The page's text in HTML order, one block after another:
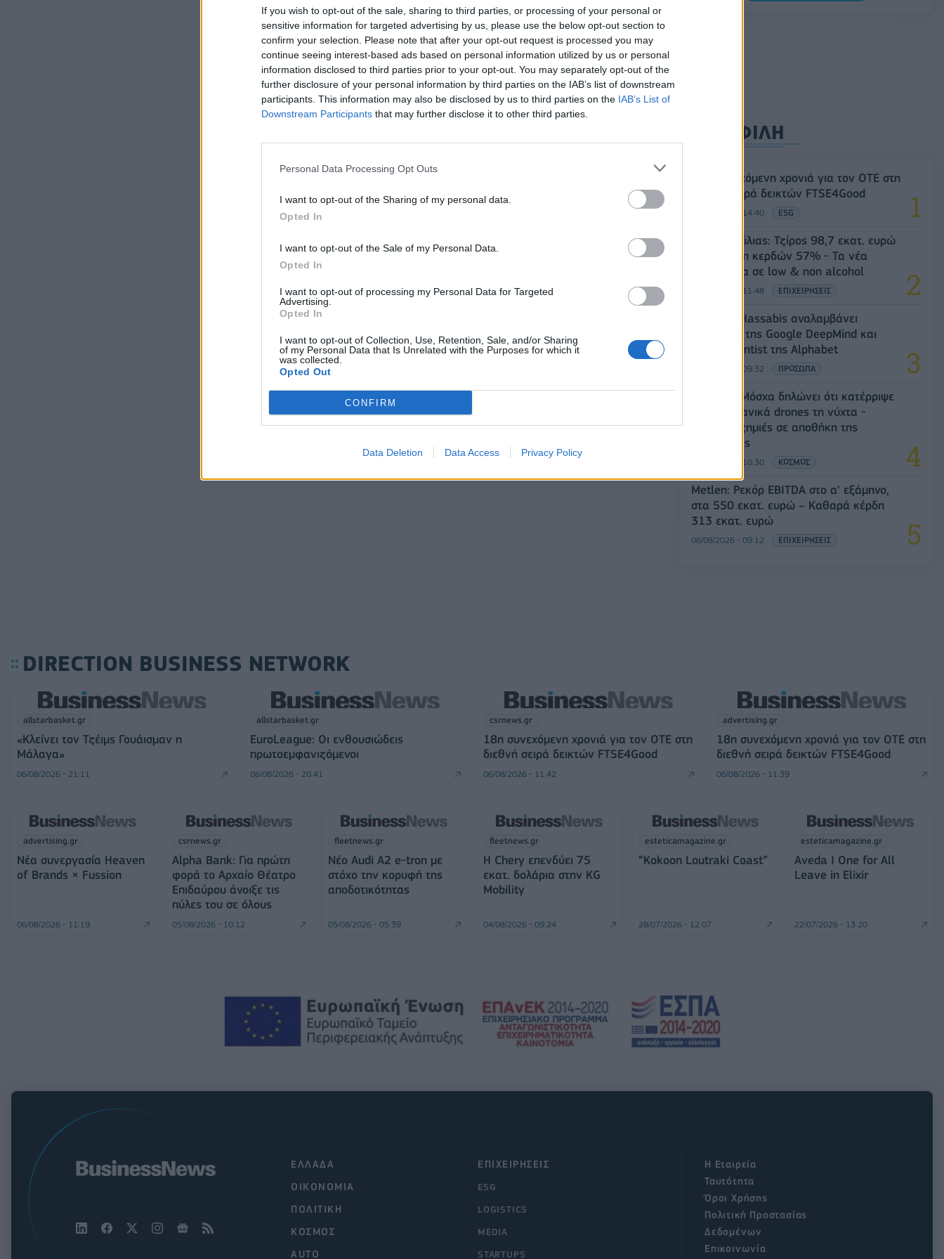
If you wish to opt-out of the sale, sharing to third parties, or processing of your personal or
sensitive information for targeted advertising by us, please use the below opt-out section to
confirm your selection. Please note that after your opt-out request is processed you may
continue seeing interest-based ads based on personal information utilized by us or personal
information disclosed to third parties prior to your opt-out. You may separately opt-out of the
further disclosure of your personal information by third parties on the IAB’s list of downstream
participants. This information may also be disclosed by us to third parties on the IAB’s List of
Downstream Participants that may further disclose it to other third parties.
Personal Data Processing Opt Outs
I want to opt-out of the Sharing of my personal data.
Opted In
I want to opt-out of the Sale of my Personal Data.
Opted In
I want to opt-out of processing my Personal Data for Targeted
Advertising.
Opted In
I want to opt-out of Collection, Use, Retention, Sale, and/or Sharing
of my Personal Data that Is Unrelated with the Purposes for which it
was collected.
Opted Out
CONFIRM
Data Deletion Data Access Privacy Policy
ΔΗΜΟΦΙΛΗ
18η συνεχόμενη χρονιά για τον ΟΤΕ στη
διεθνή σειρά δεικτών FTSE4Good
06/08/2026 - 14:40 ESG
Β.Σ. Καρούλιας: Τζίρος 98,7 εκατ. ευρώ
και αύξηση κερδών 57% - Τα νέα
στοιχήματα σε low & non alcohol
06/08/2026 - 11:48 ΕΠΙΧΕΙΡΗΣΕΙΣ
Ο Demis Hassabis αναλαμβάνει
Πρόεδρος της Google DeepMind και
Chief Scientist της Alphabet
06/08/2026 - 09:32 ΠΡΟΣΩΠΑ
Ρωσία: Η Μόσχα δηλώνει ότι κατέρριψε
605 ουκρανικά drones τη νύχτα -
Ελαφρές ζημιές σε αποθήκη της
Wildberries
06/08/2026 - 10:30 ΚΟΣΜΟΣ
Metlen: Ρεκόρ EBITDA στο α' εξάμηνο,
στα 550 εκατ. ευρώ – Καθαρά κέρδη
313 εκατ. ευρώ
06/08/2026 - 09:12 ΕΠΙΧΕΙΡΗΣΕΙΣ
DIRECTION BUSINESS NETWORK
allstarbasket.gr
«Κλείνει τον Τζέιμς Γουάισμαν η
Μάλαγα»
06/08/2026 - 21:11
allstarbasket.gr
EuroLeague: Οι ενθουσιώδεις
πρωτοεμφανιζόμενοι
06/08/2026 - 20:41
csrnews.gr
18η συνεχόμενη χρονιά για τον ΟΤΕ στη
διεθνή σειρά δεικτών FTSE4Good
06/08/2026 - 11:42
advertising.gr
18η συνεχόμενη χρονιά για τον ΟΤΕ στη
διεθνή σειρά δεικτών FTSE4Good
06/08/2026 - 11:39
advertising.gr
Νέα συνεργασία Heaven
of Brands × Fussion
06/08/2026 - 11:19
csrnews.gr
Alpha Bank: Για πρώτη
φορά το Αρχαίο Θέατρο
Επιδαύρου άνοιξε τις
πύλες του σε όλους
05/08/2026 - 10:12
fleetnews.gr
Νέο Audi A2 e-tron με
στόχο την κορυφή της
αποδοτικότητας
05/08/2026 - 05:39
fleetnews.gr
Η Chery επενδύει 75
εκατ. δολάρια στην KG
Mobility
04/08/2026 - 09:24
esteticamagazine.gr
“Kokoon Loutraki Coast”
28/07/2026 - 12:07
esteticamagazine.gr
Aveda I One for All
Leave in Elixir
22/07/2026 - 13:20
ΕΠΙΧΕΙΡΗΣΕΙΣ
ESG
LOGISTICS
MEDIA
STARTUPS
ΕΛΛΑΔΑ
ΟΙΚΟΝΟΜΙΑ
ΠΟΛΙΤΙΚΗ
ΚΟΣΜΟΣ
AUTO
Η Εταιρεία
Ταυτότητα
Όροι Χρήσης
Πολιτική Προστασίας
Δεδομένων
Επικοινωνία